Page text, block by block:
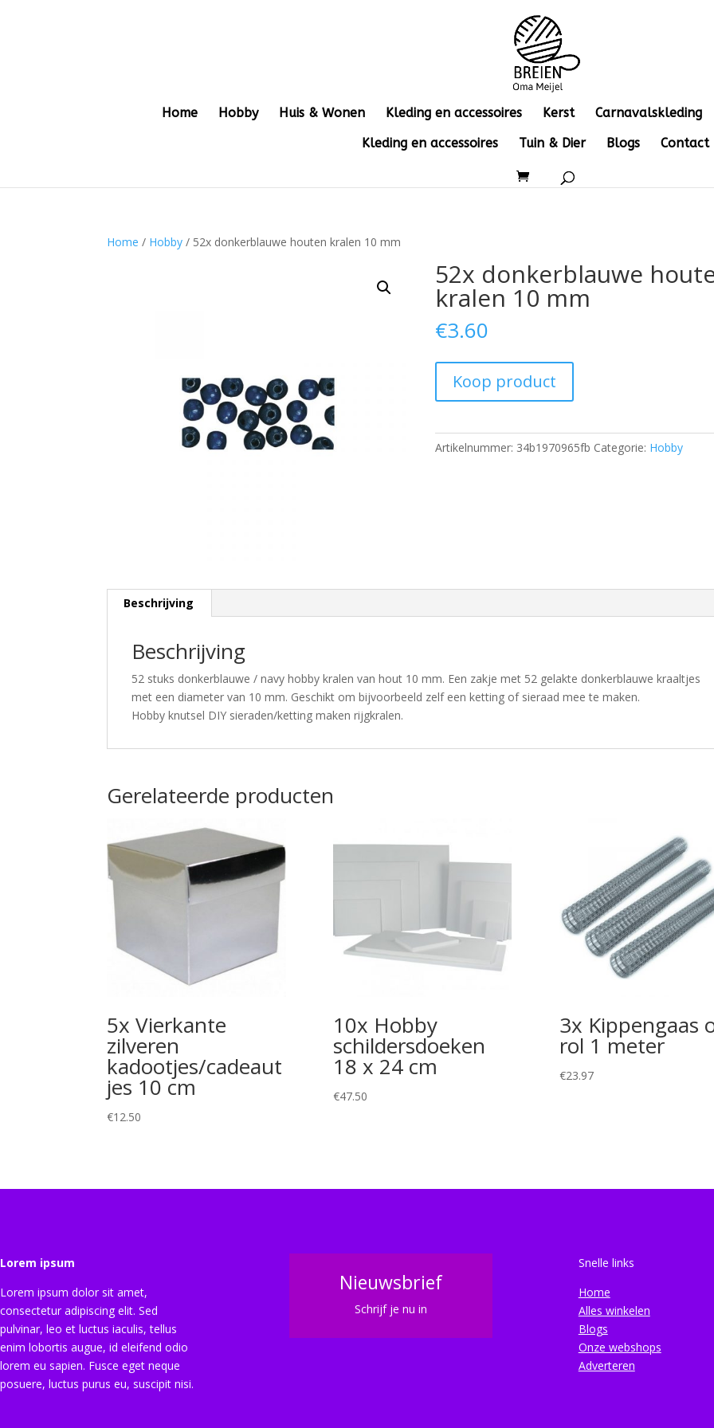
Home Hobby Huis & Wonen Kleding en accessoires Kerst
Carnavalskleding
Kleding en accessoires
Tuin & Dier Blogs Contact
Home / Hobby / 52x donkerblauwe houten kralen 10 mm
52x donkerblauwe
kralen 10 mm
€3.60
Koop product
Artikelnummer: 34b1970965fb Categorie: Hobby
Beschrijving
Beschrijving
52 stuks donkerblauwe / navy hobby kralen van hout 10 mm. Een zakje met 52 gelakte donkerblauwe kraaltjes
met een diameter van 10 mm. Geschikt om bijvoorbeeld zelf een ketting of sieraad mee te maken.
Hobby knutsel DIY sieraden/ketting maken rijgkralen.
Gerelateerde producten
5x Vierkante
zilveren
kadootjes/cadeaut
jes 10 cm
€12.50
10x Hobby
schildersdoeken
18 x 24 cm
€47.50
3x Kippengaas
rol 1 meter
€23.97
Lorem ipsum
Lorem ipsum dolor sit amet,
consectetur adipiscing elit. Sed
pulvinar, leo et luctus iaculis, tellus
enim lobortis augue, id eleifend odio
lorem eu sapien. Fusce eget neque
posuere, luctus purus eu, suscipit nisi.
Nieuwsbrief
Schrijf je nu in
Snelle links
Home
Alles winkelen
Blogs
Onze webshops
Adverteren